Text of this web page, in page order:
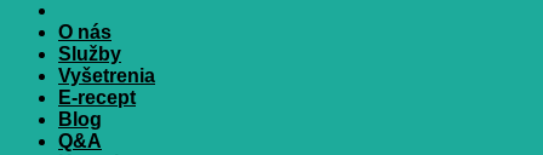
O nás
Služby
Vyšetrenia
E-recept
Blog
Q&A